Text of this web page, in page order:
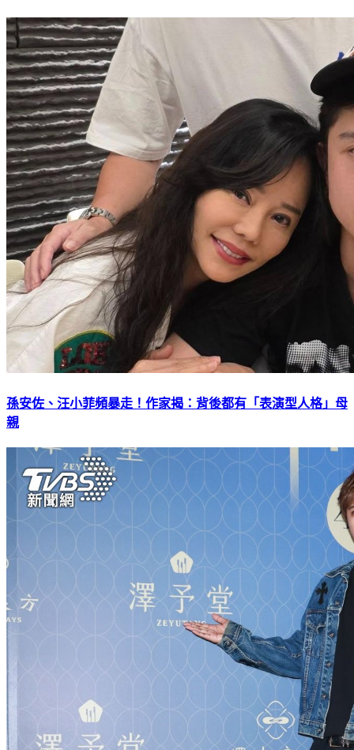
孫安佐、汪小菲頻暴走！作家揭：背後都有「表演型人格」母
親